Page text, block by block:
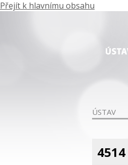
Přejít k hlavnímu obsahu
ÚSTAV
4514